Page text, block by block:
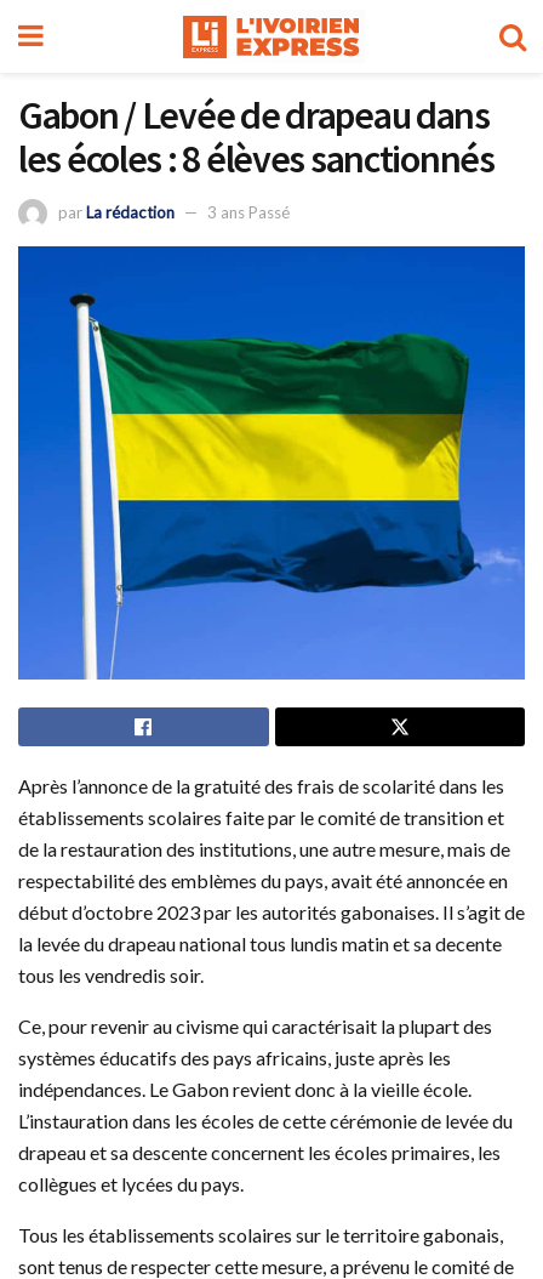
Gabon / Levée de drapeau dans
les écoles : 8 élèves sanctionnés
parLa rédaction 3 ans Passé
Après l’annonce de la gratuité des frais de scolarité dans les
établissements scolaires faite par le comité de transition et
de la restauration des institutions, une autre mesure, mais de
respectabilité des emblèmes du pays, avait été annoncée en
début d’octobre 2023 par les autorités gabonaises. Il s’agit de
la levée du drapeau national tous lundis matin et sa decente
tous les vendredis soir.
Ce, pour revenir au civisme qui caractérisait la plupart des
systèmes éducatifs des pays africains, juste après les
indépendances. Le Gabon revient donc à la vieille école.
L’instauration dans les écoles de cette cérémonie de levée du
drapeau et sa descente concernent les écoles primaires, les
collègues et lycées du pays.
Tous les établissements scolaires sur le territoire gabonais,
sont tenus de respecter cette mesure, a prévenu le comité de